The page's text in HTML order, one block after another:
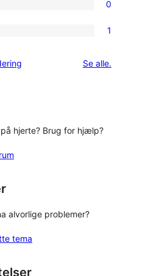
0
1
Se alleanmeldelser
.
hjerte? Brug for hjælp?
alvorlige problemer?
tema